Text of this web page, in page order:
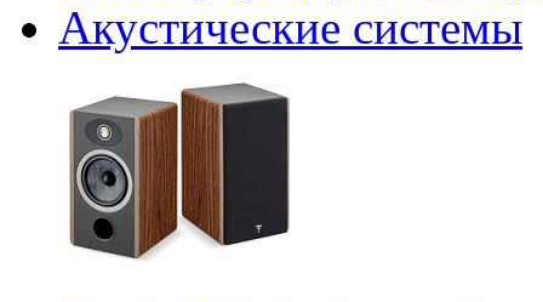
Акустические системы